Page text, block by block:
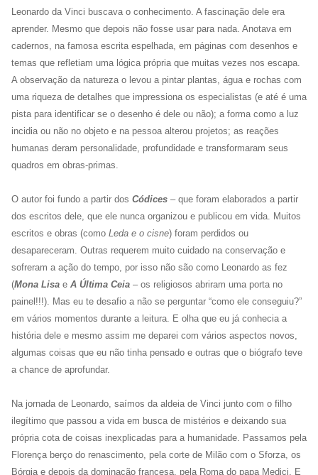
Leonardo da Vinci buscava o conhecimento. A fascinação dele era
aprender. Mesmo que depois não fosse usar para nada. Anotava em
cadernos, na famosa escrita espelhada, em páginas com desenhos e
temas que refletiam uma lógica própria que muitas vezes nos escapa.
A observação da natureza o levou a pintar plantas, água e rochas com
uma riqueza de detalhes que impressiona os especialistas (e até é uma
pista para identificar se o desenho é dele ou não); a forma como a luz
incidia ou não no objeto e na pessoa alterou projetos; as reações
humanas deram personalidade, profundidade e transformaram seus
quadros em obras-primas.
O autor foi fundo a partir dos Códices – que foram elaborados a partir
dos escritos dele, que ele nunca organizou e publicou em vida. Muitos
escritos e obras (como Leda e o cisne) foram perdidos ou
desapareceram. Outras requerem muito cuidado na conservação e
sofreram a ação do tempo, por isso não são como Leonardo as fez
(Mona Lisa e A Última Ceia – os religiosos abriram uma porta no
painel!!!). Mas eu te desafio a não se perguntar “como ele conseguiu?”
em vários momentos durante a leitura. E olha que eu já conhecia a
história dele e mesmo assim me deparei com vários aspectos novos,
algumas coisas que eu não tinha pensado e outras que o biógrafo teve
a chance de aprofundar.
Na jornada de Leonardo, saímos da aldeia de Vinci junto com o filho
ilegítimo que passou a vida em busca de mistérios e deixando sua
própria cota de coisas inexplicadas para a humanidade. Passamos pela
Florença berço do renascimento, pela corte de Milão com o Sforza, os
Bórgia e depois da dominação francesa, pela Roma do papa Medici. E